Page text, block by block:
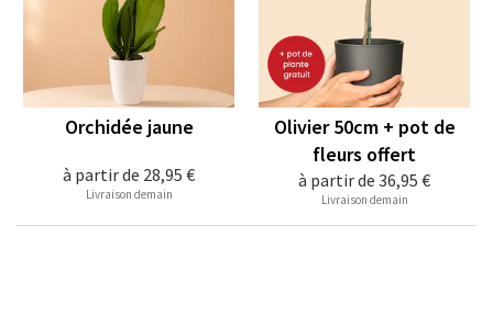
à partir de 28,95 €
Orchidée jaune
Livraison demain
à partir de 36,95 €
Olivier 50cm + pot de
fleurs offert
Livraison demain